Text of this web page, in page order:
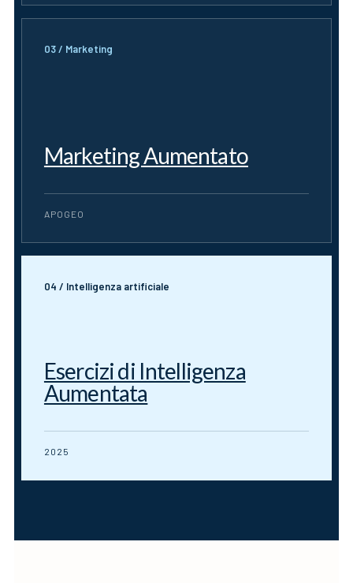
03 / Marketing
Marketing Aumentato
APOGEO
04 / Intelligenza artificiale
Esercizi di Intelligenza
Aumentata
2025